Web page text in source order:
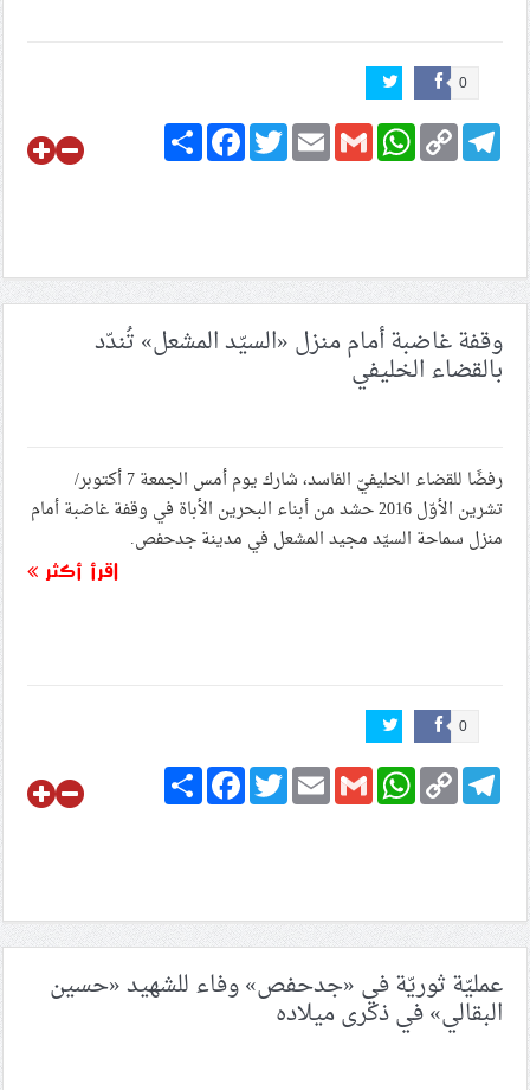
0
ShareFacebookTwitterEmailGmail
WhatsApp Copy
Link
Telegram
وقفة غاضبة أمام منزل «السيّد المشعل» تُندّد
بالقضاء الخليفي
رفضًا للقضاء الخليفيّ الفاسد، شارك يوم أمس الجمعة 7 أكتوبر/
تشرين الأوّل 2016 حشد من أبناء البحرين الأباة في وقفة غاضبة أمام
منزل سماحة السيّد مجيد المشعل في مدينة جدحفص.
اقرأ أكثر
0
ShareFacebookTwitterEmailGmail
WhatsApp Copy
Link
Telegram
عمليّة ثوريّة في «جدحفص» وفاء للشهيد «حسين
البقالي» في ذكرى ميلاده